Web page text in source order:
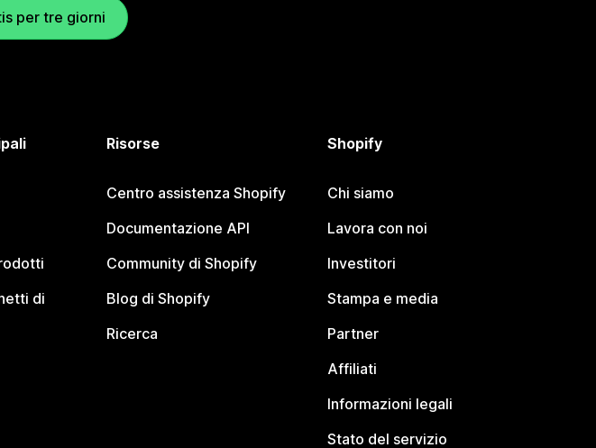
per tre giorni
di
Risorse
Centro assistenza Shopify
Documentazione API
Community di Shopify
Blog di Shopify
Ricerca
Shopify
Chi siamo
Lavora con noi
Investitori
Stampa e media
Partner
Affiliati
Informazioni legali
Stato del servizio